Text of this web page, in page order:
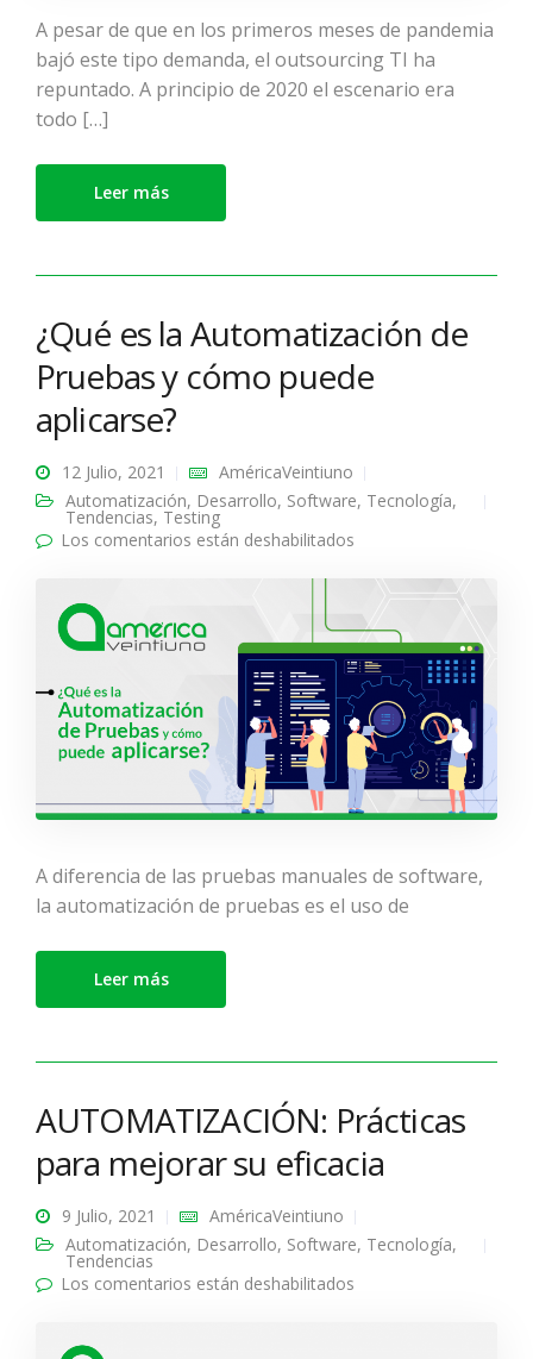
A pesar de que en los primeros meses de pandemia
bajó este tipo demanda, el outsourcing TI ha
repuntado. A principio de 2020 el escenario era
todo […]
Leer más
¿Qué es la Automatización de
Pruebas y cómo puede
aplicarse?
12 Julio, 2021
AméricaVeintiuno
Automatización, Desarrollo, Software, Tecnología,
Tendencias, Testing
Los comentarios están deshabilitados
Pruebas y cómo puede
A diferencia de las pruebas manuales de software,
la automatización de pruebas es el uso de
Leer más
AUTOMATIZACIÓN: Prácticas
para mejorar su eficacia
9 Julio, 2021
AméricaVeintiuno
Automatización, Desarrollo, Software, Tecnología,
Tendencias
Los comentarios están deshabilitados